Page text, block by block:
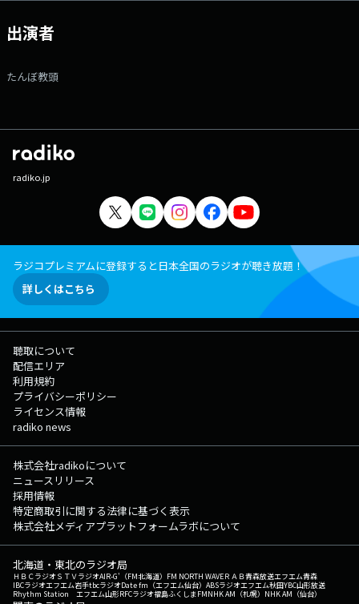
ンス！ ぜひこの機会に友達に声をかけてみんなで一緒に絆クイズにエ
ントリーしてほしい！エントリーは［学校掲示板］や［わが校の公式
おやすみです。 校長！ゆっくりしっかり治してくださいねー！
SCHOOL OF LOCK!は夜10時に開校 ☆彡 ---番組へのメッセージはコチ
03-3221-1800 ★番組WEBサイトはコチラ! 【今夜の時間割】
▽22:00～『生放送教室①』＜アンジー校長・たんぼ教頭＞ ▽22:18頃～
『コレサワLOCKS!』＜コレサワ＞ ▽22:30頃～『生放送教室②』＜アン
ジー校長・たんぼ教頭＞ ▽22:55頃～(一部地域を除き)『どっちのCat or
頃～『ChevonLOCKS!』＜Chevon＞ ▽23:30頃～『生放送教室③』＜ア
ンジー校長・たんぼ教頭＞ SCHOOL OF LOCK!は毎日入れ替わりでアー
のしおりをチェック! ---各LOCKS!・部活動の授業内容はコチラ!---
▽23:00〜23:06 『SCHOOL OF LOCK!放送部 君だけの歌 supported by
JASRAC』 生徒のみんなの"大事な人に届けたい曲"を、ラジオの電波を
使って届けてもらう時間です！ 電話で曲を届けてくれた生徒には、QUO
カード3000円分をプレゼント！ ◇応募はこちら（特設サイト）から！
▽23:08頃～『ChevonLOCKS!』 毎週水曜 23時8分からは ことばを深め
る「言語深化論の講師」 Chevon先生による『Chevon LOCKS!』を開
講? Xでのポストは「#ChevonLOCKS」！ Chevon LOCKS!へのメッセ
ージを大募集！ メッセージは、【Chevon LOCKS!掲示板】か【Chevon
LOCKS!のメールフォーム】まで！ ★ChevonLOCKS!掲示板へ
★Chevon先生へのメールはコチラ! ★ChevonLOCKS!の放送後記は▶︎コ
チラから! ◎番組公式SNSもチェックしてね! ◇Twitter ◇LINE
◇YouTube ◇TikTok ◇Instagram ▽23:00〜 【 松田
LOCKS!SEASON15 supported by JASRAC 】 SCHOOL OF LOCK!を営業
面で取り仕切る松田部長が、 自分でスポンサーを見つけて独自に（勝手
に）行っている授業。 それが『松田LOCKS!』 ▽23:10〜 【 宮世
LOCKS! 】 毎週水曜日は”美”を追求する（りゅ）美術の講師！ 宮世琉
弥先生による「宮世LOCKS!」 ▽23:55〜 【 矢沢永吉 Sweet
Rock'n'Roll 】 半世紀以上にわたって常に音楽シーンの第一線で活躍
ビューから50年となる節目の年に、時に甘く、時に大胆に、あなたを包ん
でくれる、彼の魅力あるサウンドに酔いしれてみませんか？ 番組Web
出演者
たんぼ教頭
radiko.jp
ラジコプレミアムに登録すると日本全国のラジオが聴き放題！
詳しくはこちら
聴取について
配信エリア
利用規約
プライバシーポリシー
ライセンス情報
radiko news
株式会社radikoについて
ニュースリリース
採用情報
特定商取引に関する法律に基づく表示
株式会社メディアプラットフォームラボについて
北海道・東北のラジオ局
ＨＢＣラジオＳＴＶラジオAIR-G'（FM北海道） FM NORTH WAVEＲＡＢ青森放送エフエム青森
IBCラジオエフエム岩手tbcラジオDate fm（エフエム仙台） ABSラジオエフエム秋田YBC山形放送
Rhythm Station エフエム山形RFCラジオ福島ふくしまFMNHK AM（札幌） NHK AM（仙台）